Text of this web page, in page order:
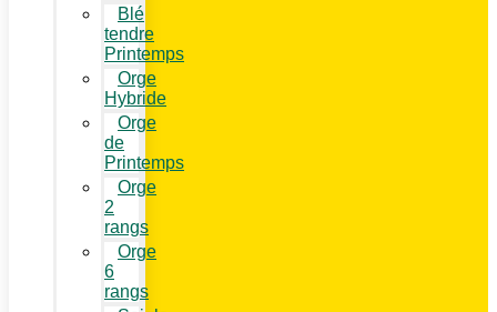
Blé
tendre
Printemps
Orge
Hybride
Orge
de
Printemps
Orge
2
rangs
Orge
6
rangs